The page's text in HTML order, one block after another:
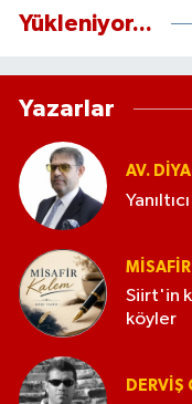
Yükleniyor...
Yazarlar
AV.
Siirt'in
köyler
DERVIŞ